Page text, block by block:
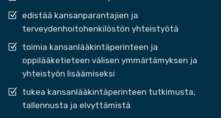
edistää kansanparantajien ja
terveydenhoitohenkilöstön yhteistyötä
toimia kansanlääkintäperinteen ja
oppilääketieteen välisen ymmärtämyksen ja
yhteistyön lisäämiseksi
tukea kansanlääkintäperinteen tutkimusta,
tallennusta ja elvyttämistä